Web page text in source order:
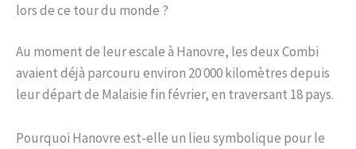
lors de ce tour du monde ?
Au moment de leur escale à Hanovre, les deux Combi
avaient déjà parcouru environ 20 000 kilomètres depuis
leur départ de Malaisie fin février, en traversant 18 pays.
Pourquoi Hanovre est-elle un lieu symbolique pour le